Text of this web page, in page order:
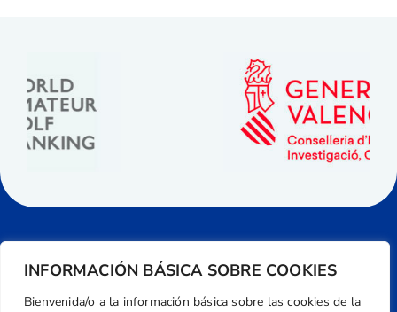
INFORMACIÓN BÁSICA SOBRE COOKIES
Bienvenida/o a la información básica sobre las cookies de la